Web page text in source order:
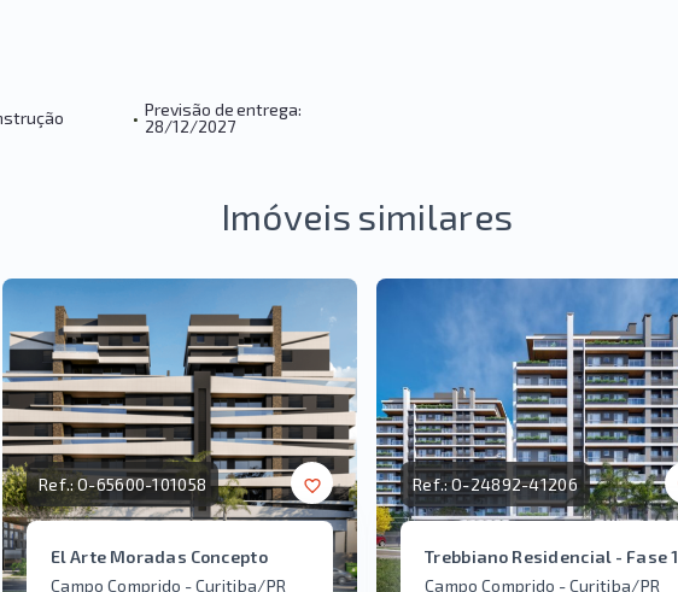
• Previsão de entrega:
28/12/2027
Imóveis similares
Ref.:O-65600-101058
El Arte Moradas Concepto
Campo Comprido - Curitiba/PR
Ref.:O-24892-41206
Trebbiano Residencial - Fase 1
Campo Comprido - Curitiba/PR